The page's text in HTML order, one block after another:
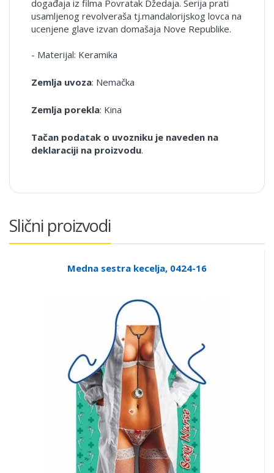
događaja iz filma Povratak Džedaja. Serija prati
usamljenog revolveraša tj.mandalorijskog lovca na
ucenjene glave izvan domašaja Nove Republike.
- Materijal: Keramika
Zemlja uvoza: Nemačka
Zemlja porekla: Kina
Tačan podatak o uvozniku je naveden na
deklaraciji na proizvodu.
Slični proizvodi
Medna sestra kecelja, 0424-16